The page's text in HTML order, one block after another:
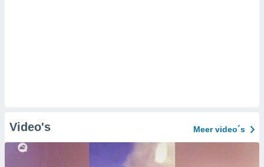
Video's Meer video´s